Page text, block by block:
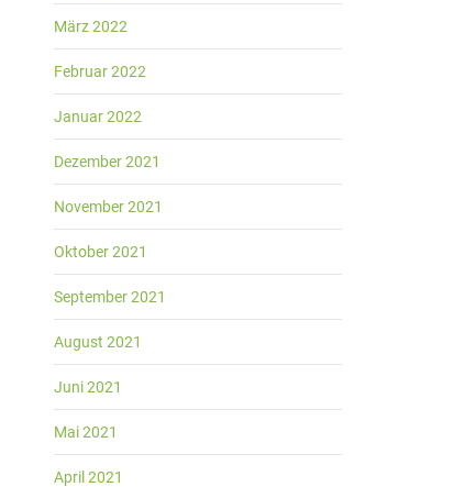
März 2022
Februar 2022
Januar 2022
Dezember 2021
November 2021
Oktober 2021
September 2021
August 2021
Juni 2021
Mai 2021
April 2021